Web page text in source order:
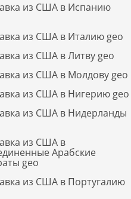
из США в Испанию
из США в Италию geo
из США в Литву geo
из США в Молдову geo
из США в Нигерию geo
из США в Нидерланды
из США в
Арабские
geo
из США в Португалию